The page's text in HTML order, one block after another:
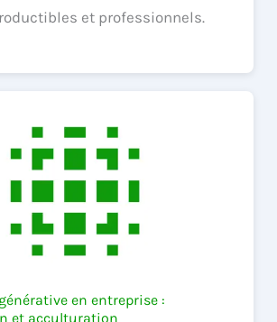
et professionnels.
en entreprise :
et acculturation